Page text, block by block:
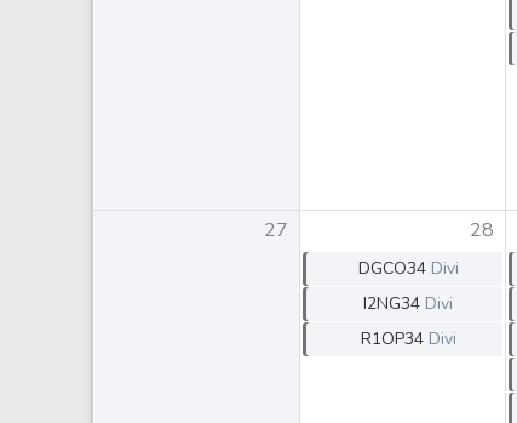
27 28
DGCO34 Divi
I2NG34 Divi
R1OP34 Divi